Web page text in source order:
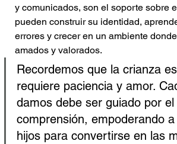
y comunicados, son el soporte sobre
pueden construir su identidad,
errores y crecer en un ambiente
amados y valorados.
Recordemos que la crianza
requiere paciencia y amor.
damos debe ser guiado por
comprensión, empoderando
hijos para convertirse en las